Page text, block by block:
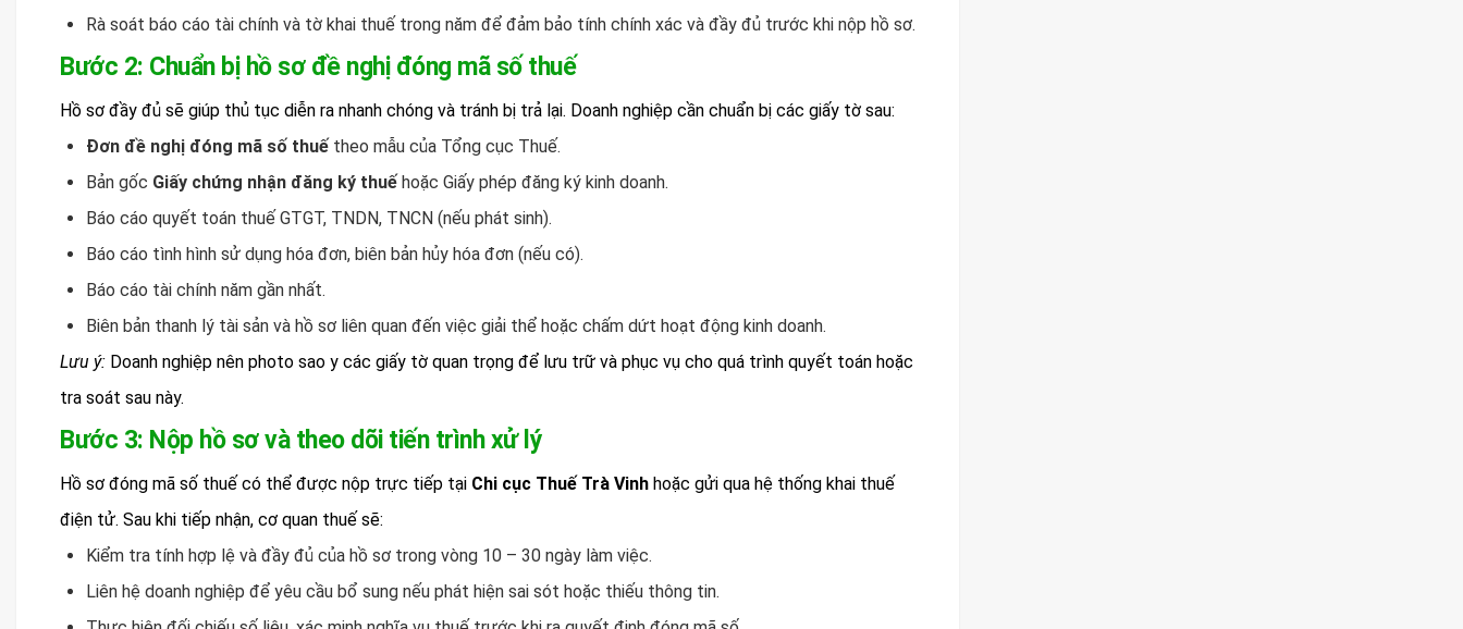
Rà soát báo cáo tài chính và tờ khai thuế trong năm để đảm bảo tính chính xác và đầy đủ trước khi nộp hồ sơ.
Bước 2: Chuẩn bị hồ sơ đề nghị đóng mã số thuế
Hồ sơ đầy đủ sẽ giúp thủ tục diễn ra nhanh chóng và tránh bị trả lại. Doanh nghiệp cần chuẩn bị các giấy tờ sau:
Đơn đề nghị đóng mã số thuế theo mẫu của Tổng cục Thuế.
Bản gốc Giấy chứng nhận đăng ký thuế hoặc Giấy phép đăng ký kinh doanh.
Báo cáo quyết toán thuế GTGT, TNDN, TNCN (nếu phát sinh).
Báo cáo tình hình sử dụng hóa đơn, biên bản hủy hóa đơn (nếu có).
Báo cáo tài chính năm gần nhất.
Biên bản thanh lý tài sản và hồ sơ liên quan đến việc giải thể hoặc chấm dứt hoạt động kinh doanh.
Lưu ý: Doanh nghiệp nên photo sao y các giấy tờ quan trọng để lưu trữ và phục vụ cho quá trình quyết toán hoặc
tra soát sau này.
Bước 3: Nộp hồ sơ và theo dõi tiến trình xử lý
Hồ sơ đóng mã số thuế có thể được nộp trực tiếp tại Chi cục Thuế Trà Vinh hoặc gửi qua hệ thống khai thuế
điện tử. Sau khi tiếp nhận, cơ quan thuế sẽ:
Kiểm tra tính hợp lệ và đầy đủ của hồ sơ trong vòng 10 – 30 ngày làm việc.
Liên hệ doanh nghiệp để yêu cầu bổ sung nếu phát hiện sai sót hoặc thiếu thông tin.